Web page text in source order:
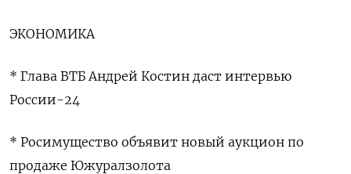
ЭКОНОМИКА
* ‌Глава ВТБ Андрей Костин даст интервью
России-24
* Росимущество объявит новый аукцион ​по
продаже ​Южуралзолота